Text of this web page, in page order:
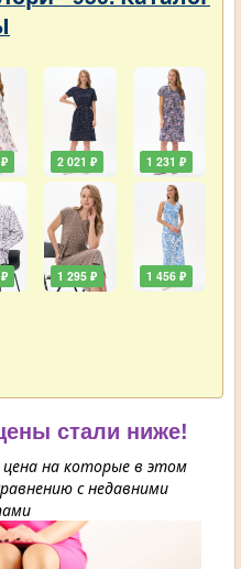
2 021 ₽
1 295 ₽
1 231 ₽
1 456 ₽
стали ниже!
на которые в этом
с недавними